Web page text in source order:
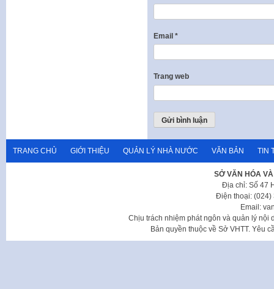
Email *
Trang web
TRANG CHỦ GIỚI THIỆU QUẢN LÝ NHÀ NƯỚC VĂN BẢN TIN
SỞ VĂN HÓA
Địa chỉ: Số 47
Điện thoại: (024)
Email:
Chịu trách nhiệm phát ngôn và quản lý nội
Bản quyền thuộc về Sở VHTT. Yêu